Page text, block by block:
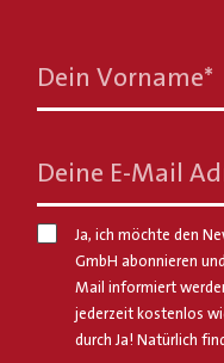
Dein Vorname*
Deine E-Mail
Ja, ich möchte den
GmbH abonnieren
Mail informiert
jederzeit kostenlos
durch Ja! Natürlich